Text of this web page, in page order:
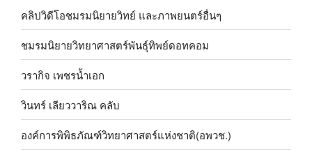
คลิปวิดีโอชมรมนิยายวิทย์ และภาพยนตร์อื่นๆ
ชมรมนิยายวิทยาศาสตร์พันธุ์ทิพย์ดอทคอม
วรากิจ เพชรน้ำเอก
วินทร์ เลียววาริณ คลับ
องค์การพิพิธภัณฑ์วิทยาศาสตร์แห่งชาติ(อพวช.)